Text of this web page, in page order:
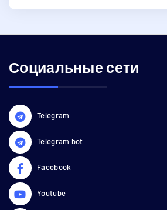
Социальные сети
Telegram
Telegram bot
Facebook
Youtube